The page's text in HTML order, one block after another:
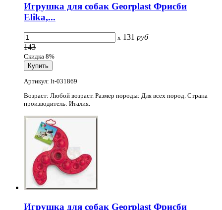
Игрушка для собак Georplast Фрисби
Elika,...
x 131 руб
143
Скидка 8%
Артикул: lt-031869
Возраст: Любой возраст. Размер породы: Для всех пород. Страна
производитель: Италия.
Игрушка для собак Georplast Фрисби